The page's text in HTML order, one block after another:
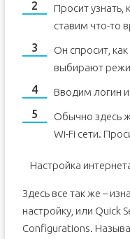
Просит узнать,
ставим что-то
Он спросит,
выбирают
Вводим логин
Обычно здесь
Wi-Fi сети.
Настройка
Здесь все так же –
настройку, или Quick
Configurations.